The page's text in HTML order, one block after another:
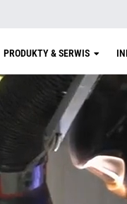
PRODUKTY & SERWIS